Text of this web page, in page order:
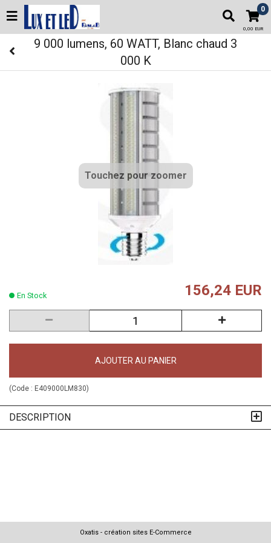
0
0,00 EUR
9 000 lumens, 60 WATT, Blanc chaud 3
000 K
Touchez pour zoomer
En Stock 156,24 EUR
AJOUTER AU PANIER
(Code : E409000LM830)
DESCRIPTION
Oxatis - création sites E-Commerce